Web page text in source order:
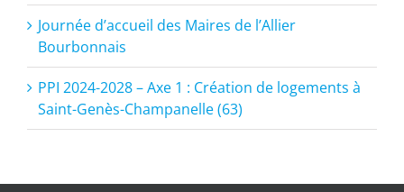
Journée d’accueil des Maires de l’Allier
Bourbonnais
PPI 2024-2028 – Axe 1 : Création de logements à
Saint-Genès-Champanelle (63)